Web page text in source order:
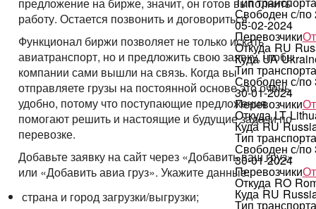
Свободен с/по
05-02-2024
Перевозчики
Откуда RU
Куда UA
Тип транспорта
Свободен с/по
30-01-2024
Перевозчики
Откуда LT
Куда RU
Тип транспорта
Свободен с/по
30-01-2024
Перевозчики
Откуда RO
Куда RU
Тип транспорта
работу. Остается позвонить и договориться.
Функционал биржи позволяет не только искать
авиатранспорт, но и предложить свою заявку, чтобы
компании сами вышли на связь. Когда вы
отправляете грузы на постоянной основе это очень
удобно, потому что поступающие предложения
помогают решить и настоящие и будущие задачи по
перевозке.
Добавьте заявку на сайт через «Добавить ваш груз»
или «Добавить авиа груз». Укажите данные:
страна и город загрузки/выгрузки;